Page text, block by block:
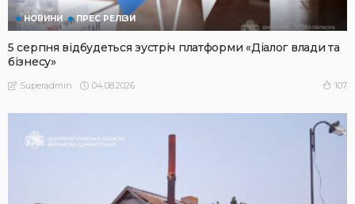
НОВИНИ ПРЕС РЕЛІЗИ
5 серпня відбудеться зустріч платформи «Діалог влади та
бізнесу»
Superadmin 04.08.2026 107